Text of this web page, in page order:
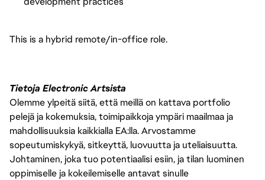
This is a hybrid remote/in-office role.
Tietoja Electronic Artsista
Olemme ylpeitä siitä, että meillä on kattava portfolio
pelejä ja kokemuksia, toimipaikkoja ympäri maailmaa ja
mahdollisuuksia kaikkialla EA:lla. Arvostamme
sopeutumiskykyä, sitkeyttä, luovuutta ja uteliaisuutta.
Johtaminen, joka tuo potentiaalisi esiin, ja tilan luominen
oppimiselle ja kokeilemiselle antavat sinulle